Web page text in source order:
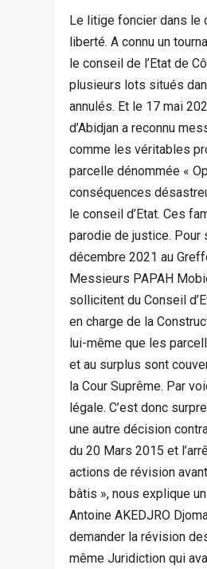
Le litige foncier dans le
liberté. A connu un
le conseil de l’Etat de
plusieurs lots situés
annulés. Et le 17 mai
d’Abidjan a reconnu
comme les véritables
parcelle dénommée «
conséquences
le conseil d’Etat. Ces
parodie de justice.
décembre 2021 au
Messieurs PAPAH
sollicitent du Conseil
en charge de la
lui-même que les
et au surplus sont
la Cour Suprême. Par
légale. C’est donc
une autre décision
du 20 Mars 2015 et
actions de révision
bâtis », nous explique
Antoine AKEDJRO
demander la révision
même Juridiction qui